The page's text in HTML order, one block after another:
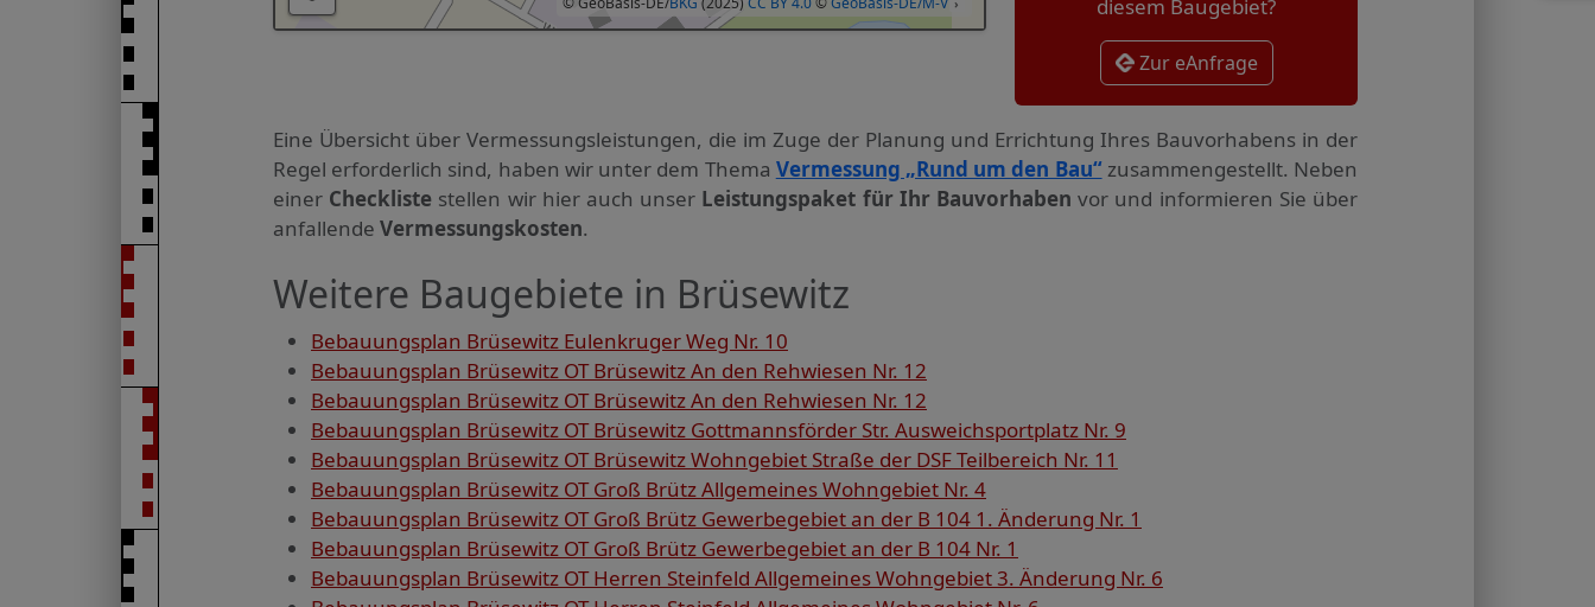
›
diesem Baugebiet?
Zur eAnfrage
Eine Übersicht über Vermessungs­leistungen, die im Zuge der Planung und Errichtung Ihres Bauvorhabens in der
Regel erforderlich sind, haben wir unter dem Thema Vermessung „Rund um den Bau“zusammengestellt. Neben
einer Checkliste stellen wir hier auch unser Leistungspaket für Ihr Bauvorhaben vor und informieren Sie über
anfallende Vermessungskosten.
Weitere Baugebiete in Brüsewitz
Bebauungsplan Brüsewitz Eulenkruger Weg Nr. 10
Bebauungsplan Brüsewitz OT Brüsewitz An den Rehwiesen Nr. 12
Bebauungsplan Brüsewitz OT Brüsewitz An den Rehwiesen Nr. 12
Bebauungsplan Brüsewitz OT Brüsewitz Gottmannsförder Str. Ausweichsportplatz Nr. 9
Bebauungsplan Brüsewitz OT Brüsewitz Wohngebiet Straße der DSF Teilbereich Nr. 11
Bebauungsplan Brüsewitz OT Groß Brütz Allgemeines Wohngebiet Nr. 4
Bebauungsplan Brüsewitz OT Groß Brütz Gewerbegebiet an der B 104 1. Änderung Nr. 1
Bebauungsplan Brüsewitz OT Groß Brütz Gewerbegebiet an der B 104 Nr. 1
Bebauungsplan Brüsewitz OT Herren Steinfeld Allgemeines Wohngebiet 3. Änderung Nr. 6